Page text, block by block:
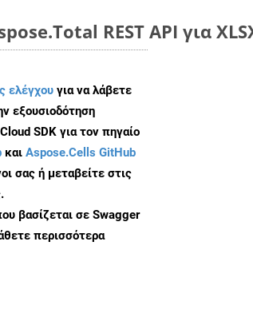
REST API για
ελέγχου για να λάβετε
εξουσιοδότηση
SDK για τον πηγαίο
και Aspose.Cells GitHub
σας ή μεταβείτε στις
βασίζεται σε Swagger
περισσότερα